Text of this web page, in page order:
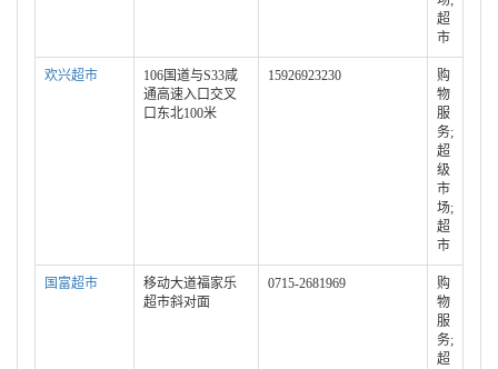
超
市
欢兴超市
106国道与S33咸
通高速入口交叉
口东北100米
15926923230
购
物
服
务;
超
级
市
场;
超
市
国富超市
移动大道福家乐
超市斜对面
0715-2681969
购
物
服
务;
超